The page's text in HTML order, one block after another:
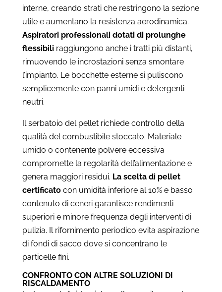
interne, creando strati che restringono la sezione
utile e aumentano la resistenza aerodinamica.
Aspiratori professionali dotati di prolunghe
flessibiliraggiungono anche i tratti più distanti,
rimuovendo le incrostazioni senza smontare
l’impianto. Le bocchette esterne si puliscono
semplicemente con panni umidi e detergenti
neutri.
Il serbatoio del pellet richiede controllo della
qualità del combustibile stoccato. Materiale
umido o contenente polvere eccessiva
compromette la regolarità dell’alimentazione e
genera maggiori residui. La scelta di pellet
certificatocon umidità inferiore al 10% e basso
contenuto di ceneri garantisce rendimenti
superiori e minore frequenza degli interventi di
pulizia. Il rifornimento periodico evita aspirazione
di fondi di sacco dove si concentrano le
particelle fini.
CONFRONTO CON ALTRE SOLUZIONI DI
RISCALDAMENTO